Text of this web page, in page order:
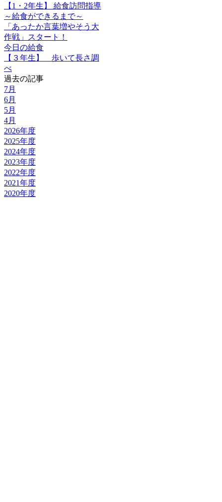
【1・2年生】 給食訪問指導
～給食ができるまで～
「あったか言葉増やそう大
作戦」スタート！
今日の給食
【３年生】 歩いて長さ調
べ
過去の記事
7月
6月
5月
4月
2026年度
2025年度
2024年度
2023年度
2022年度
2021年度
2020年度